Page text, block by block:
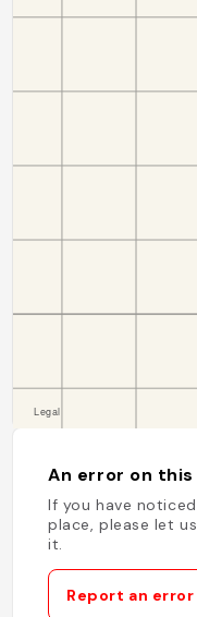
An error on this
If you have
place, please let
it.
Report an error